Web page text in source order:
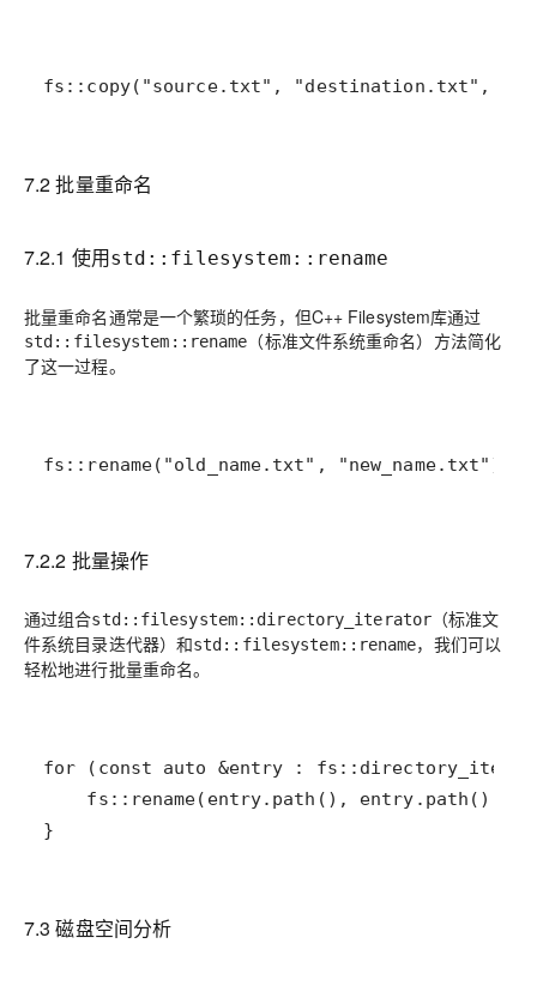
fs::copy("source.txt", "destination.txt",
7.2 批量重命名
7.2.1 使用std::filesystem::rename
批量重命名通常是一个繁琐的任务，但C++ Filesystem库通过
std::filesystem::rename （标准文件系统重命名）方法简化
了这一过程。
fs::rename("old_name.txt", "new_name.txt");
7.2.2 批量操作
通过组合std::filesystem::directory_iterator （标准文
件系统目录迭代器）和std::filesystem::rename，我们可以
轻松地进行批量重命名。
}
7.3 磁盘空间分析